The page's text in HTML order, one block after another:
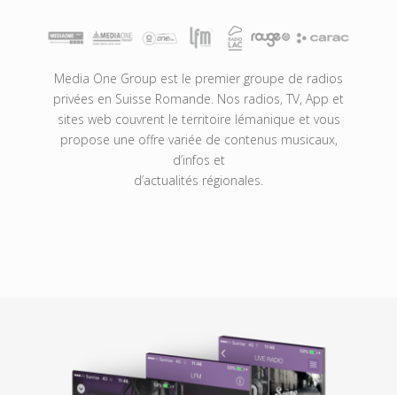
Media One Group est le premier groupe de radios
privées en Suisse Romande. Nos radios, TV, App et
sites web couvrent le territoire lémanique et vous
propose une offre variée de contenus musicaux,
d’infos et
d’actualités régionales.